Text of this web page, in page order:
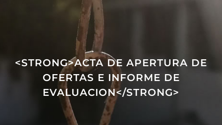
<STRONG>ACTA DE APERTURA DE
OFERTAS E INFORME DE
EVALUACION</STRONG>